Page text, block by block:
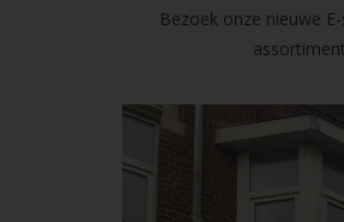
Bezoek onze nieuwe